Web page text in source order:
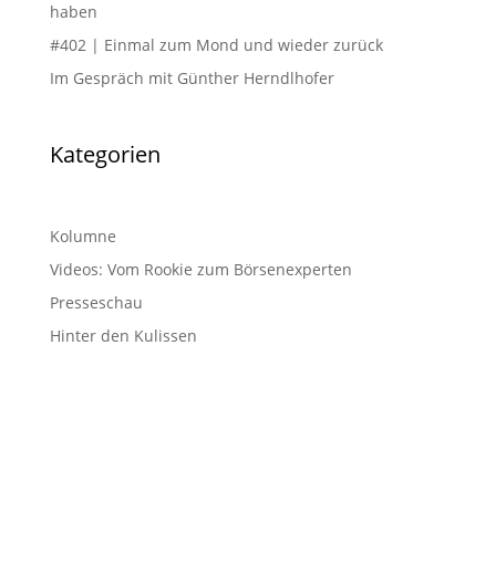
haben
#402 | Einmal zum Mond und wieder zurück
Im Gespräch mit Günther Herndlhofer
Kategorien
Kolumne
Videos: Vom Rookie zum Börsenexperten
Presseschau
Hinter den Kulissen